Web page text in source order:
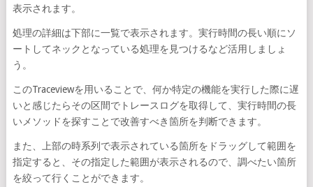
表示されます。
処理の詳細は下部に一覧で表示されます。実行時間の長い順にソ
ートしてネックとなっている処理を見つけるなど活用しましょ
う。
このTraceviewを用いることで、何か特定の機能を実行した際に遅
いと感じたらその区間でトレースログを取得して、実行時間の長
いメソッドを探すことで改善すべき箇所を判断できます。
また、上部の時系列で表示されている箇所をドラッグして範囲を
指定すると、その指定した範囲が表示されるので、調べたい箇所
を絞って行くことができます。